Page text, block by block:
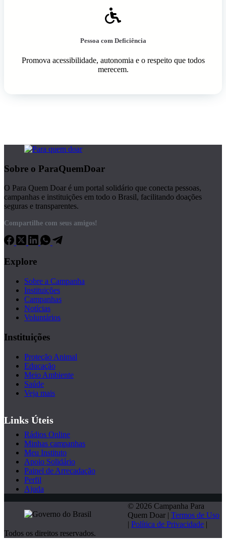
Pessoa com Deficiência
Promova acessibilidade, autonomia e o respeito que todos
merecem.
Sobre o ParaQuemDoar
O Para Quem Doar é um portal solidário que conecta pessoas,
campanhas e instituições em todo o Brasil, facilitando doações
seguras e transparentes.
Compartilhe com seus amigos!
Explore
Sobre a Campanha
Instituições
Campanhas
Notícias
Voluntários
Instituições
Proteção Animal
Educação
Meio Ambiente
Saúde
Veja mais
Links Úteis
Rádios Online
Minhas campanhas
Meu Instituto
Apoio Solidário
Painel de Arrecadação
Perfil
Ajuda
© 2026 Campanha Para
Quem Doar | Termos de Uso
| Política de Privacidade |
Todos os direitos reservados.